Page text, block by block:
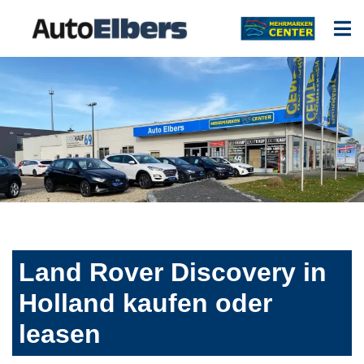
Land Rover Discovery in
Holland kaufen oder
leasen